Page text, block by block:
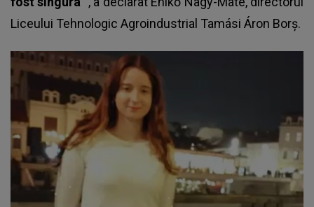
Liceului Tehnologic Agroindustrial Tamási Áron Borș.